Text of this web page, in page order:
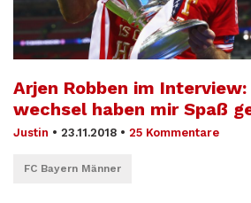
Arjen Robben im
wechsel haben mir Spaß
Justin • 23.11.2018 • 25 Kommentare
FC Bayern Männer